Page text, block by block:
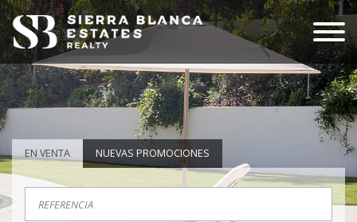
EN VENTA NUEVAS PROMOCIONES